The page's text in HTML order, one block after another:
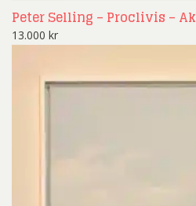
Peter Selling – Proclivis –
13.000 kr